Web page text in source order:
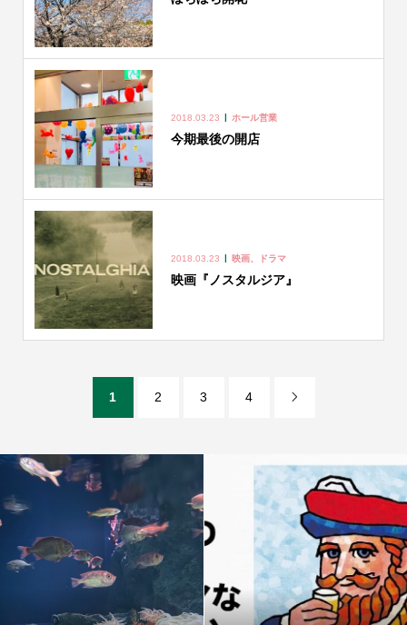
2018.03.23 ホール営業
今期最後の開店
2018.03.23 映画、ドラマ
映画『ノスタルジア』
1 2 3 4 